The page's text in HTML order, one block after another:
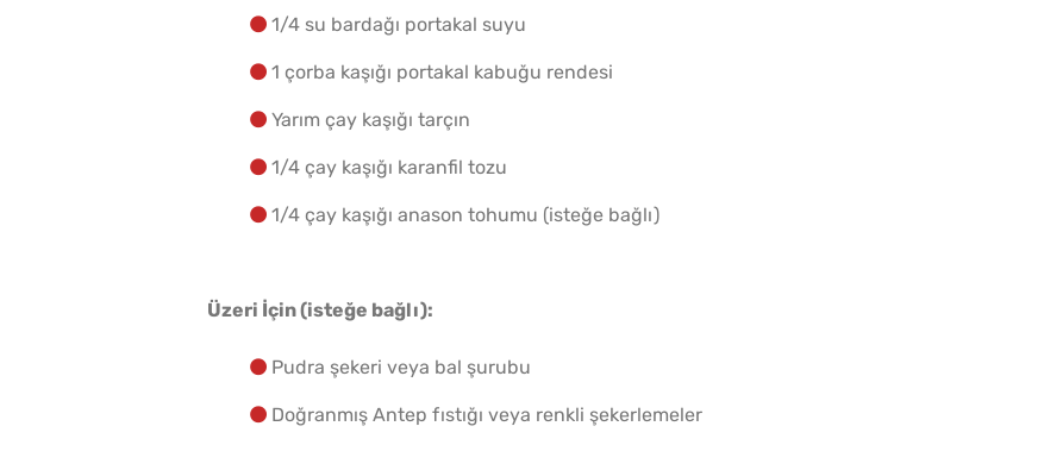
1/4 su bardağı portakal suyu
1 çorba kaşığı portakal kabuğu rendesi
Yarım çay kaşığı tarçın
1/4 çay kaşığı karanfil tozu
1/4 çay kaşığı anason tohumu (isteğe bağlı)
Üzeri İçin (isteğe bağlı):
Pudra şekeri veya bal şurubu
Doğranmış Antep fıstığı veya renkli şekerlemeler